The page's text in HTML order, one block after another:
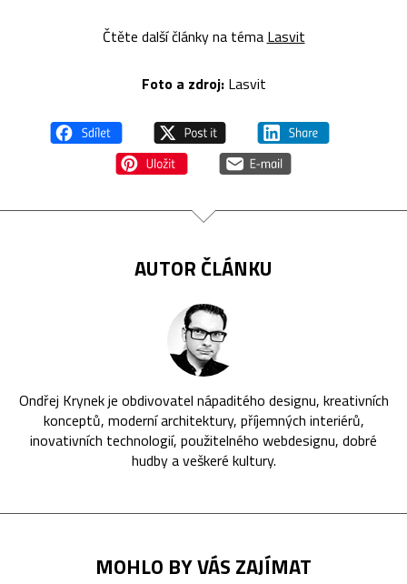
Čtěte další články na téma Lasvit
Foto a zdroj:Lasvit
AUTOR ČLÁNKU
Ondřej Krynek je obdivovatel nápaditého designu, kreativních
konceptů, moderní architektury, příjemných interiérů,
inovativních technologií, použitelného webdesignu, dobré
hudby a veškeré kultury.
MOHLO BY VÁS ZAJÍMAT